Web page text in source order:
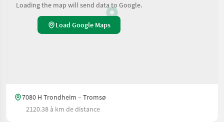
Loading the map will send data to Google.
Load Google Maps
7080 H Trondheim – Tromsø
2120.38 à km de distance